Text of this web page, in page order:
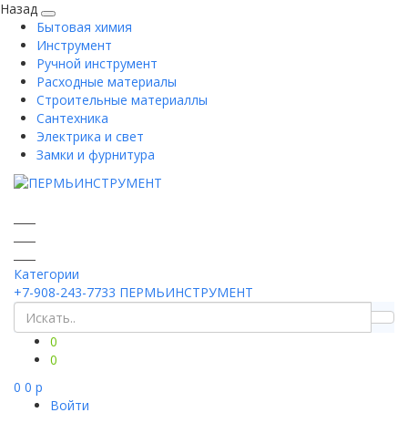
Назад
Бытовая химия
Инструмент
Ручной инструмент
Расходные материалы
Строительные материаллы
Сантехника
Электрика и свет
Замки и фурнитура
Категории
+7-908-243-7733 ПЕРМЬИНСТРУМЕНТ
0
0
0 0 p
Войти